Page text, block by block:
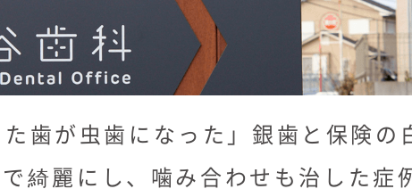
歯が虫歯になった」銀歯と保険の
綺麗にし、噛み合わせも治した症